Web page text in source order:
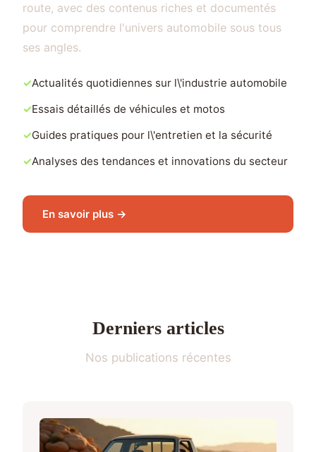
route, avec des contenus riches et documentés
pour comprendre l'univers automobile sous tous
ses angles.
Actualités quotidiennes sur l\'industrie automobile
Essais détaillés de véhicules et motos
Guides pratiques pour l\'entretien et la sécurité
Analyses des tendances et innovations du secteur
En savoir plus →
Derniers articles
Nos publications récentes